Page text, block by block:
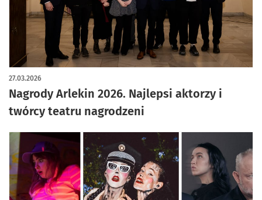
Nagrody Arlekin 2026. Najlepsi aktorzy i
twórcy teatru nagrodzeni
27.03.2026
artykuł z galerią zdjęć